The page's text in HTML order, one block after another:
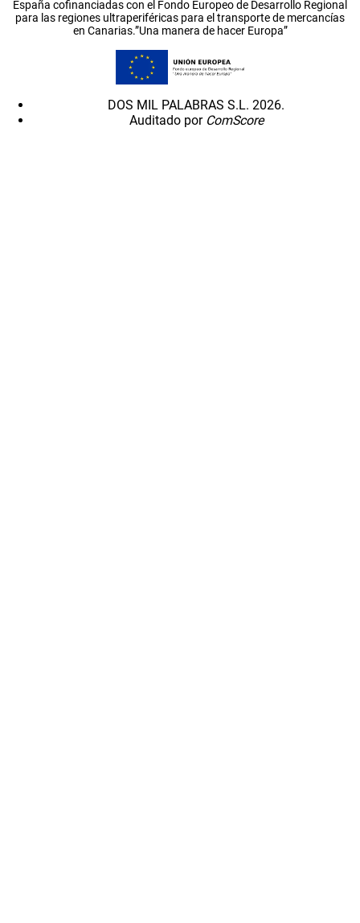
España cofinanciadas con el Fondo Europeo de Desarrollo Regional
para las regiones ultraperiféricas para el transporte de mercancías
en Canarias.”Una manera de hacer Europa”
DOS MIL PALABRAS S.L. 2026.
Auditado por ComScore